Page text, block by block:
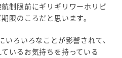
制限前にギリギリワーホリビ
限のころだと思います。
ろいろなことが影響されて、
いるお気持ちを持っている